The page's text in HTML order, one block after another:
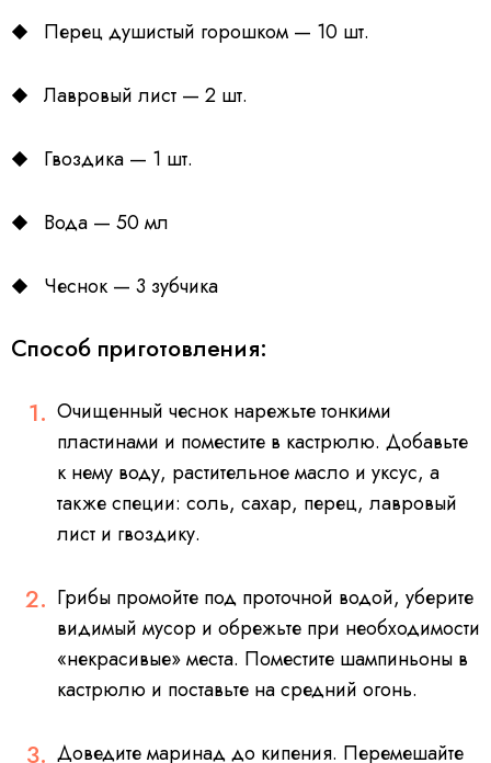
Перец душистый горошком — 10 шт.
Лавровый лист — 2 шт.
Гвоздика — 1 шт.
Вода — 50 мл
Чеснок — 3 зубчика
Способ приготовления:
Очищенный чеснок нарежьте тонкими
пластинами и поместите в кастрюлю. Добавьте
к нему воду, растительное масло и уксус, а
также специи: соль, сахар, перец, лавровый
лист и гвоздику.
Грибы промойте под проточной водой, уберите
видимый мусор и обрежьте при необходимости
«некрасивые» места. Поместите шампиньоны в
кастрюлю и поставьте на средний огонь.
Доведите маринад до кипения. Перемешайте